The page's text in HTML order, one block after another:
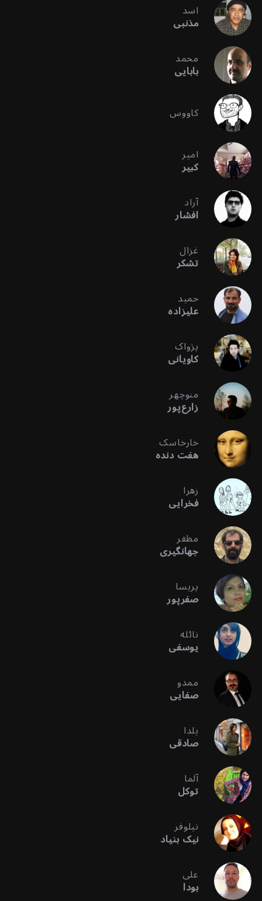
اسد
مذنبی
محمد
بابایی
کاووس
امیر
کبیر
آراد
افشار
غزال
تشکر
حمید
علیزاده
پژواک
کاویانی
منوچهر
زارع‌پور
خارخاسک
هفت دنده
زهرا
فخرایی
مظفر
جهانگیری
پریسا
صفرپور
نائله
یوسفی
ممدو
صفایی
یلدا
صادقی
آلما
توکل
نیلوفر
نیک بنیاد
علی
بودا